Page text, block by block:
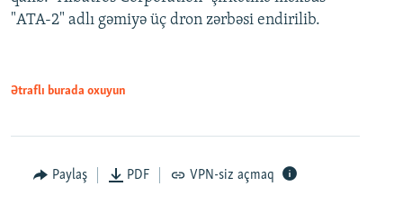
"ATA-2" adlı gəmiyə üç dron zərbəsi endirilib.
Ətraflı burada oxuyun
Paylaş PDF VPN-siz açmaq